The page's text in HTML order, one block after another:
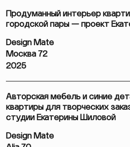
Продуманный интерьер
городской пары — проект
Design Mate
Москва 72
2025
Авторская мебель и синие
квартиры для творческих
студии Екатерины Шиловой
Design Mate